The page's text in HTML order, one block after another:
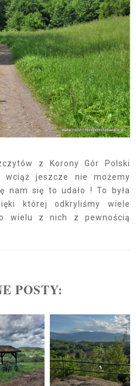
z Korony Gór Polski
jeszcze nie możemy
nam się to udało ! To była
której odkryliśmy wiele
wielu z nich z pewnością
POSTY: